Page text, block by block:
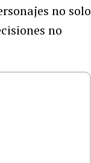
no solo
no